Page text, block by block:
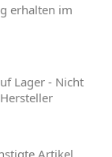
erhalten im
Lager - Nicht